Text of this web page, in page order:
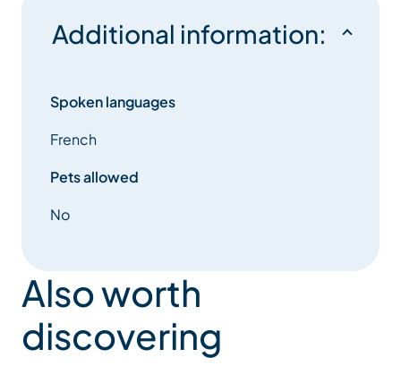
Additional information:
Spoken languages
French
Pets allowed
No
Also worth
discovering